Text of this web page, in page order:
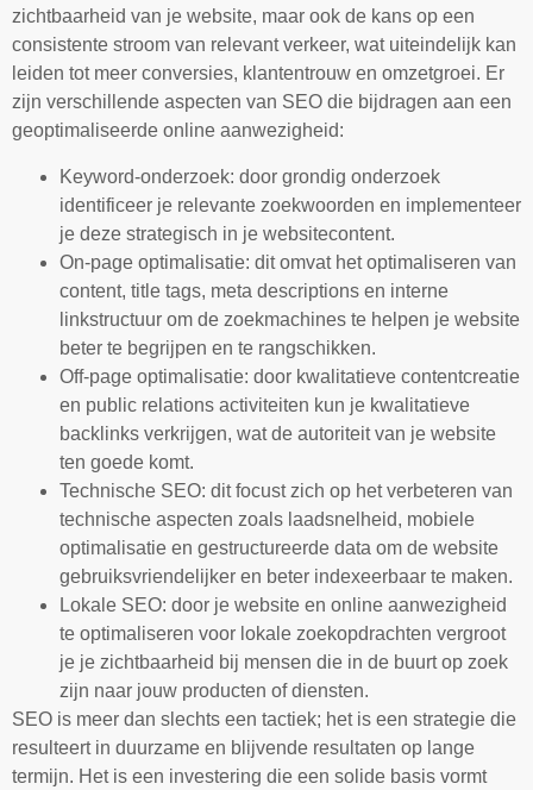
zichtbaarheid van je website, maar ook de kans op een
consistente stroom van relevant verkeer, wat uiteindelijk kan
leiden tot meer conversies, klantentrouw en omzetgroei. Er
zijn verschillende aspecten van SEO die bijdragen aan een
geoptimaliseerde online aanwezigheid:
Keyword-onderzoek: door grondig onderzoek
identificeer je relevante zoekwoorden en implementeer
je deze strategisch in je websitecontent.
On-page optimalisatie: dit omvat het optimaliseren van
content, title tags, meta descriptions en interne
linkstructuur om de zoekmachines te helpen je website
beter te begrijpen en te rangschikken.
Off-page optimalisatie: door kwalitatieve contentcreatie
en public relations activiteiten kun je kwalitatieve
backlinks verkrijgen, wat de autoriteit van je website
ten goede komt.
Technische SEO: dit focust zich op het verbeteren van
technische aspecten zoals laadsnelheid, mobiele
optimalisatie en gestructureerde data om de website
gebruiksvriendelijker en beter indexeerbaar te maken.
Lokale SEO: door je website en online aanwezigheid
te optimaliseren voor lokale zoekopdrachten vergroot
je je zichtbaarheid bij mensen die in de buurt op zoek
zijn naar jouw producten of diensten.
SEO is meer dan slechts een tactiek; het is een strategie die
resulteert in duurzame en blijvende resultaten op lange
termijn. Het is een investering die een solide basis vormt